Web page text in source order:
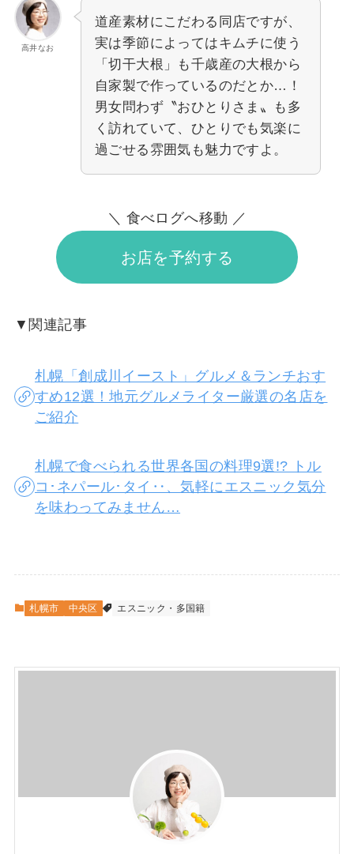
高井なお
道産素材にこだわる同店ですが、
実は季節によってはキムチに使う
「切干大根」も千歳産の大根から
自家製で作っているのだとか…！
男女問わず〝おひとりさま〟も多
く訪れていて、ひとりでも気楽に
過ごせる雰囲気も魅力ですよ。
＼ 食べログへ移動 ／
お店を予約する
▼関連記事
札幌「創成川イースト」グルメ＆ランチおす
すめ12選！地元グルメライター厳選の名店を
ご紹介
札幌で食べられる世界各国の料理9選!? トル
コ･ネパール･タイ‥、気軽にエスニック気分
を味わってみません…
札幌市 中央区 エスニック・多国籍